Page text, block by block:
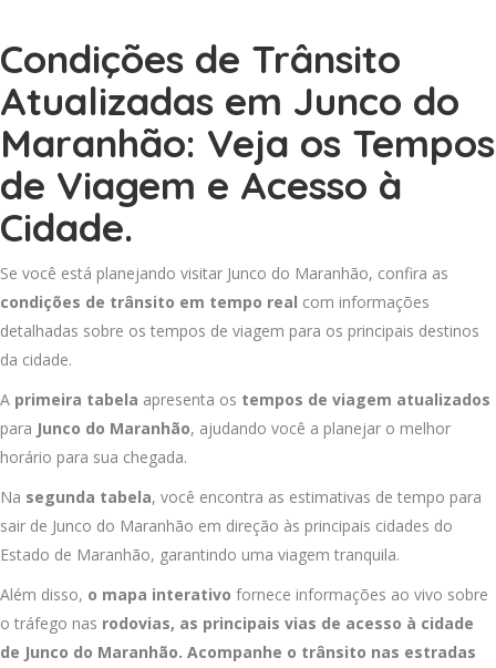
Condições de Trânsito
Atualizadas em Junco do
Maranhão: Veja os Tempos
de Viagem e Acesso à
Cidade.
Se você está planejando visitar Junco do Maranhão, confira as
condições de trânsito em tempo real com informações
detalhadas sobre os tempos de viagem para os principais destinos
da cidade.
A primeira tabela apresenta os tempos de viagem atualizados
para Junco do Maranhão, ajudando você a planejar o melhor
horário para sua chegada.
Na segunda tabela, você encontra as estimativas de tempo para
sair de Junco do Maranhão em direção às principais cidades do
Estado de Maranhão, garantindo uma viagem tranquila.
Além disso, o mapa interativo fornece informações ao vivo sobre
o tráfego nas rodovias, as principais vias de acesso à cidade
de Junco do Maranhão. Acompanhe o trânsito nas estradas